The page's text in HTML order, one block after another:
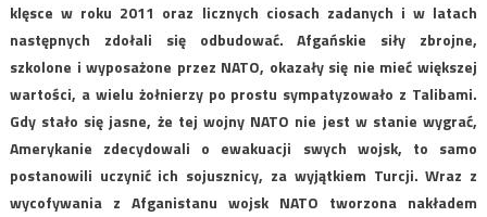
klęsce w roku 2011 oraz licznych ciosach zadanych i w latach
następnych zdołali się odbudować. Afgańskie siły zbrojne,
szkolone i wyposażone przez NATO, okazały się nie mieć większej
wartości, a wielu żołnierzy po prostu sympatyzowało z Talibami.
Gdy stało się jasne, że tej wojny NATO nie jest w stanie wygrać,
Amerykanie zdecydowali o ewakuacji swych wojsk, to samo
postanowili uczynić ich sojusznicy, za wyjątkiem Turcji. Wraz z
wycofywania z Afganistanu wojsk NATO tworzona nakładem